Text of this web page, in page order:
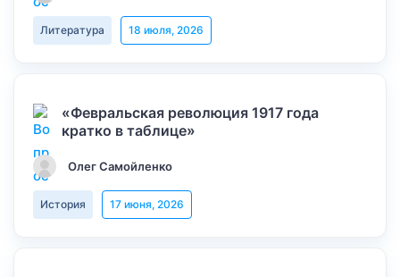
Литература 18 июля, 2026
«Февральская революция 1917 года
кратко в таблице»
Олег Самойленко
История 17 июня, 2026